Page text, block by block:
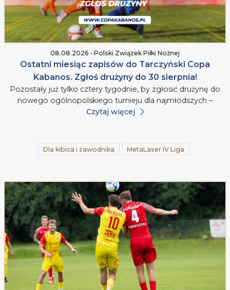
08.08.2026 • Polski Związek Piłki Nożnej
Ostatni miesiąc zapisów do Tarczyński Copa
Kabanos. Zgłoś drużyny do 30 sierpnia!
Pozostały już tylko cztery tygodnie, by zgłosić drużynę do
nowego ogólnopolskiego turnieju dla najmłodszych –
Czytaj więcej
Dla kibica i zawodnika MetaLaser IV Liga